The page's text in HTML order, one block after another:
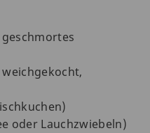
oder Lauchzwiebeln)